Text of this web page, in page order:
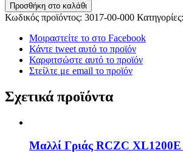
Προσθήκη στο καλάθι
Κωδικός προϊόντος: 3017-00-000 Κατηγορίες:
Μοιραστείτε το στο Facebook
Κάντε tweet αυτό το προϊόν
Καρφιτσώστε αυτό το προϊόν
Στείλτε με email το προϊόν
Σχετικά προϊόντα
Μαλλί Γριάς RCZC XL1200E